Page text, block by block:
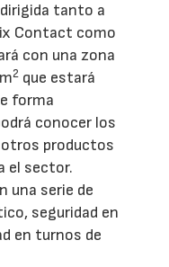
tanto a
Contact como
con una zona
2 que estará
forma
conocer los
productos
el sector.
una serie de
seguridad en
en turnos de